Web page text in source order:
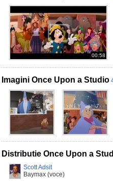
00:58
Imagini Once Upon a Studio
Distributie Once Upon a
Scott Adsit
Baymax (voce)